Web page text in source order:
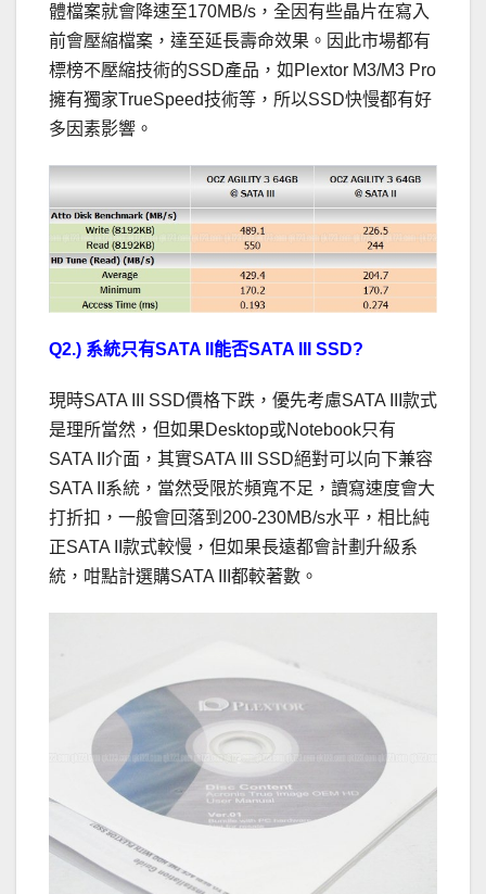
體檔案就會降速至170MB/s，全因有些晶片在寫入
前會壓縮檔案，達至延長壽命效果。因此市場都有
標榜不壓縮技術的SSD產品，如Plextor M3/M3 Pro
擁有獨家TrueSpeed技術等，所以SSD快慢都有好
多因素影響。
Q2.) 系統只有SATA II能否SATA III SSD?
現時SATA III SSD價格下跌，優先考慮SATA III款式
是理所當然，但如果Desktop或Notebook只有
SATA II介面，其實SATA III SSD絕對可以向下兼容
SATA II系統，當然受限於頻寬不足，讀寫速度會大
打折扣，一般會回落到200-230MB/s水平，相比純
正SATA II款式較慢，但如果長遠都會計劃升級系
統，咁點計選購SATA III都較著數。